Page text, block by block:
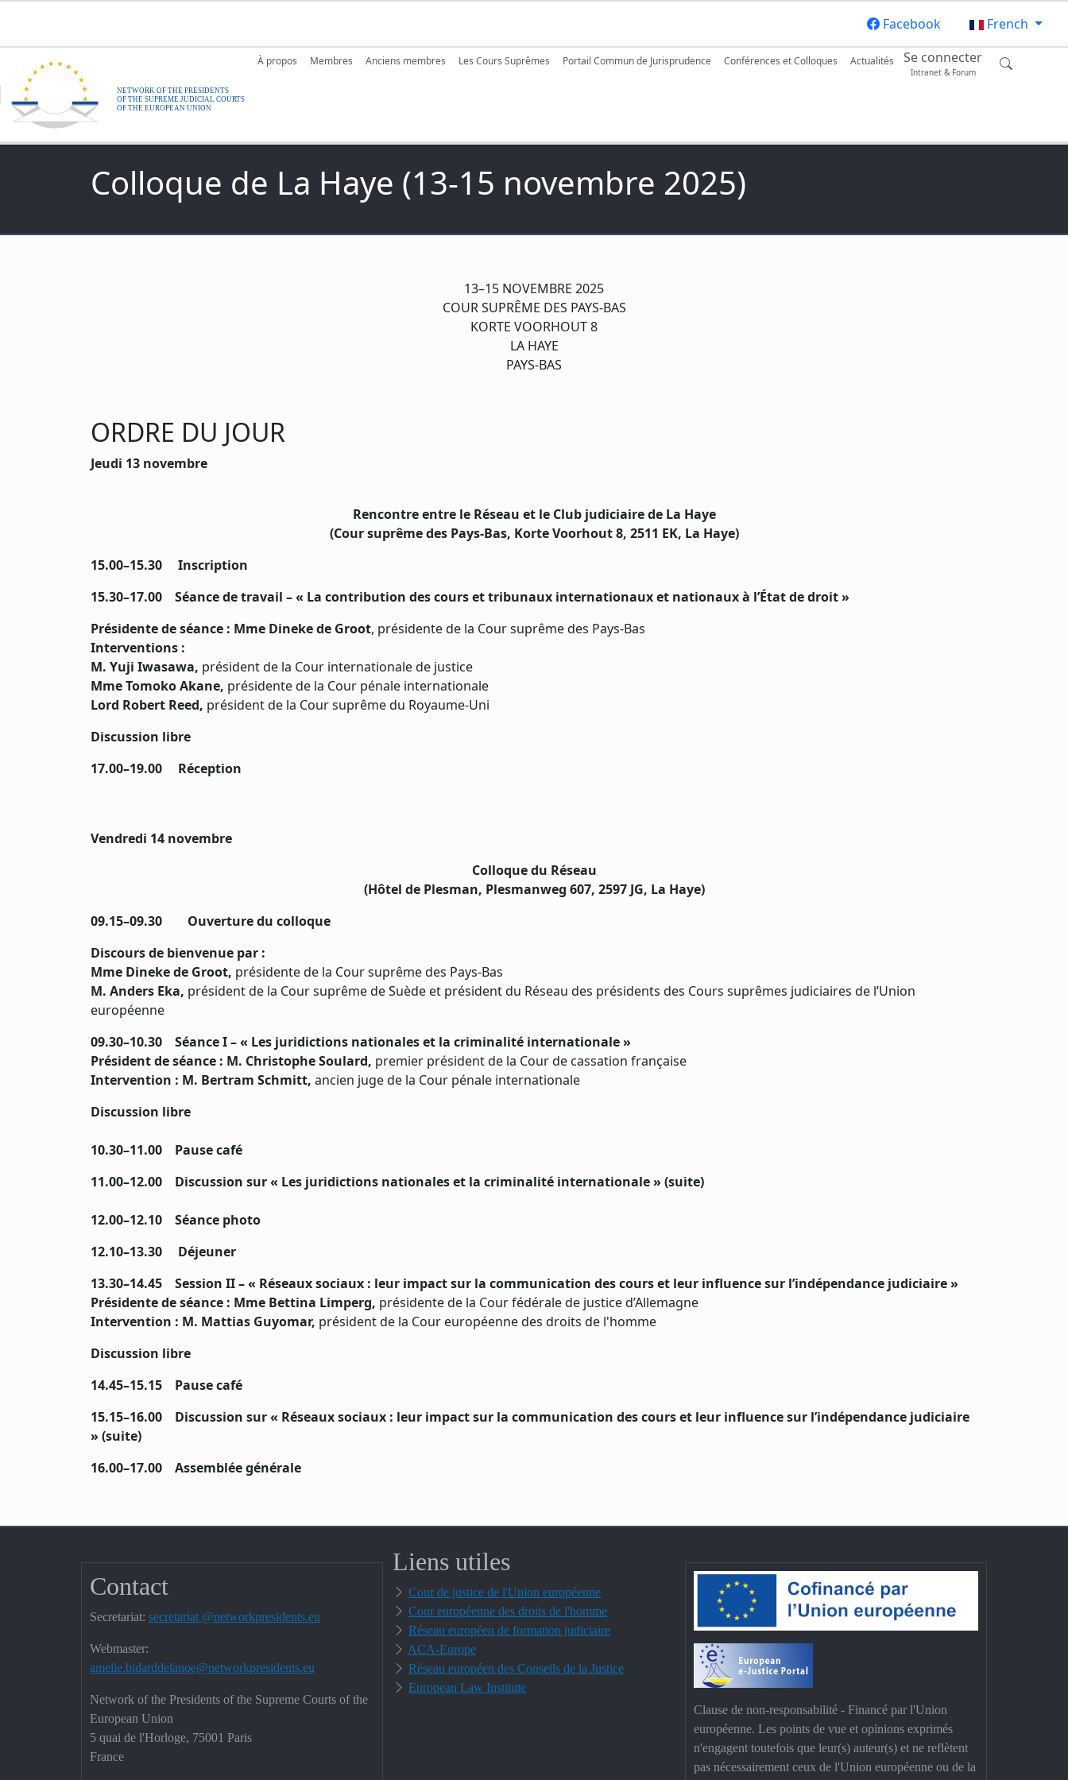
Facebook
French
Main navigation
À propos Membres Anciens membres Les Cours Suprêmes Portail Commun de Jurisprudence Conférences et Colloques Actualités Se connecter
Intranet & Forum
Colloque de La Haye (13-15 novembre 2025)
13–15 NOVEMBRE 2025
COUR SUPRÊME DES PAYS-BAS
KORTE VOORHOUT 8
LA HAYE
PAYS-BAS
ORDRE DU JOUR
Jeudi 13 novembre
Rencontre entre le Réseau et le Club judiciaire de La Haye
(Cour suprême des Pays-Bas, Korte Voorhout 8, 2511 EK, La Haye)
15.00–15.30 Inscription
15.30–17.00 Séance de travail – « La contribution des cours et tribunaux internationaux et nationaux à l’État de droit »
Présidente de séance : Mme Dineke de Groot, présidente de la Cour suprême des Pays-Bas
Interventions :
M. Yuji Iwasawa, président de la Cour internationale de justice
Mme Tomoko Akane, présidente de la Cour pénale internationale
Lord Robert Reed, président de la Cour suprême du Royaume-Uni
Discussion libre
17.00–19.00 Réception
Vendredi 14 novembre
Colloque du Réseau
(Hôtel de Plesman, Plesmanweg 607, 2597 JG, La Haye)
09.15–09.30 Ouverture du colloque
Discours de bienvenue par :
Mme Dineke de Groot, présidente de la Cour suprême des Pays-Bas
M. Anders Eka, président de la Cour suprême de Suède et président du Réseau des présidents des Cours suprêmes judiciaires de l’Union
européenne
09.30–10.30 Séance I – « Les juridictions nationales et la criminalité internationale »
Président de séance : M. Christophe Soulard, premier président de la Cour de cassation française
Intervention : M. Bertram Schmitt, ancien juge de la Cour pénale internationale
Discussion libre
10.30–11.00 Pause café
11.00–12.00 Discussion sur « Les juridictions nationales et la criminalité internationale » (suite)
12.00–12.10 Séance photo
12.10–13.30 Déjeuner
13.30–14.45 Session II – « Réseaux sociaux : leur impact sur la communication des cours et leur influence sur l’indépendance judiciaire »
Présidente de séance : Mme Bettina Limperg, présidente de la Cour fédérale de justice d’Allemagne
Intervention : M. Mattias Guyomar, président de la Cour européenne des droits de l'homme
Discussion libre
14.45–15.15 Pause café
15.15–16.00 Discussion sur « Réseaux sociaux : leur impact sur la communication des cours et leur influence sur l’indépendance judiciaire
» (suite)
16.00–17.00 Assemblée générale
Contact
Secretariat: secretariat @networkpresidents.eu
Webmaster:
amelie.bidarddelanoe@networkpresidents.eu
Network of the Presidents of the Supreme Courts of the
European Union
5 quai de l'Horloge, 75001 Paris
France
Liens utiles
Cour de justice de l'Union européenne
Cour européenne des droits de l'homme
Réseau européen de formation judiciaire
ACA-Europe
Réseau européen des Conseils de la Justice
European Law Institute
Clause de non-responsabilité - Financé par l'Union
européenne. Les points de vue et opinions exprimés
n'engagent toutefois que leur(s) auteur(s) et ne reflètent
pas nécessairement ceux de l'Union européenne ou de la